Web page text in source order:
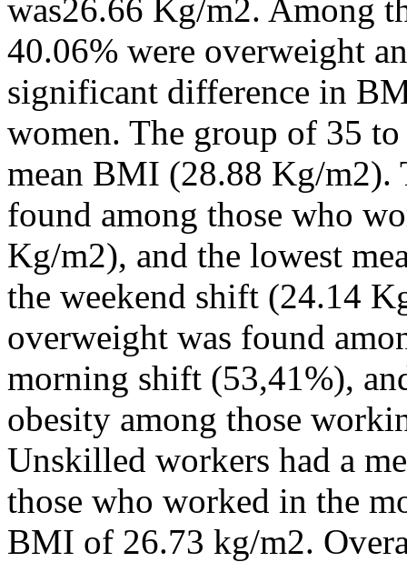
was26.66 Kg/m2. Among
40.06% were overweight
significant difference in
women. The group of 35
mean BMI (28.88 Kg/m2).
found among those who
Kg/m2), and the lowest
the weekend shift (24.14
overweight was found
morning shift (53,41%),
obesity among those
Unskilled workers had a
those who worked in the
BMI of 26.73 kg/m2.